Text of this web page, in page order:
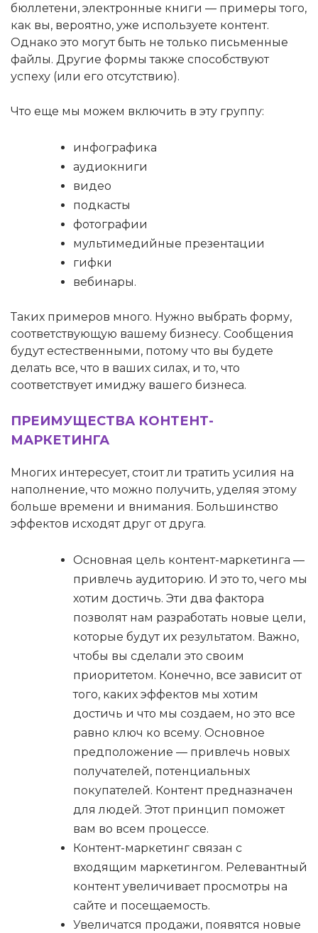
бюллетени, электронные книги — примеры того,
как вы, вероятно, уже используете контент.
Однако это могут быть не только письменные
файлы. Другие формы также способствуют
успеху (или его отсутствию).
Что еще мы можем включить в эту группу:
инфографика
аудиокниги
видео
подкасты
фотографии
мультимедийные презентации
гифки
вебинары.
Таких примеров много. Нужно выбрать форму,
соответствующую вашему бизнесу. Сообщения
будут естественными, потому что вы будете
делать все, что в ваших силах, и то, что
соответствует имиджу вашего бизнеса.
ПРЕИМУЩЕСТВА КОНТЕНТ-
МАРКЕТИНГА
Многих интересует, стоит ли тратить усилия на
наполнение, что можно получить, уделяя этому
больше времени и внимания. Большинство
эффектов исходят друг от друга.
Основная цель контент-маркетинга —
привлечь аудиторию. И это то, чего мы
хотим достичь. Эти два фактора
позволят нам разработать новые цели,
которые будут их результатом. Важно,
чтобы вы сделали это своим
приоритетом. Конечно, все зависит от
того, каких эффектов мы хотим
достичь и что мы создаем, но это все
равно ключ ко всему. Основное
предположение — привлечь новых
получателей, потенциальных
покупателей. Контент предназначен
для людей. Этот принцип поможет
вам во всем процессе.
Контент-маркетинг связан с
входящим маркетингом. Релевантный
контент увеличивает просмотры на
сайте и посещаемость.
Увеличатся продажи, появятся новые